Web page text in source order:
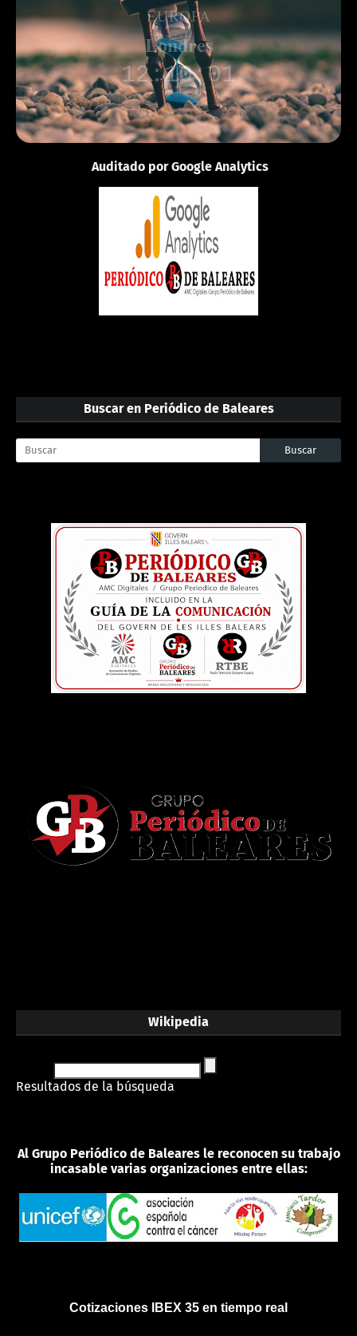
EUROPA
Londres
12:10:01
Auditado por Google Analytics
Buscar en Periódico de Baleares
Wikipedia
Resultados de la búsqueda
Al Grupo Periódico de Baleares le reconocen su trabajo
incasable varias organizaciones entre ellas:
Cotizaciones IBEX 35 en tiempo real